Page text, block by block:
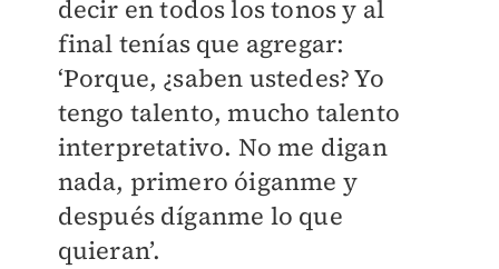
decir en todos los tonos y al
final tenías que agregar:
‘Porque, ¿saben ustedes? Yo
tengo talento, mucho talento
interpretativo. No me digan
nada, primero óiganme y
después díganme lo que
quieran’.